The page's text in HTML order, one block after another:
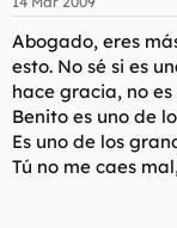
Abogado, eres
esto. No sé si es
hace gracia, no
Benito es uno de
Es uno de los
Tú no me caes